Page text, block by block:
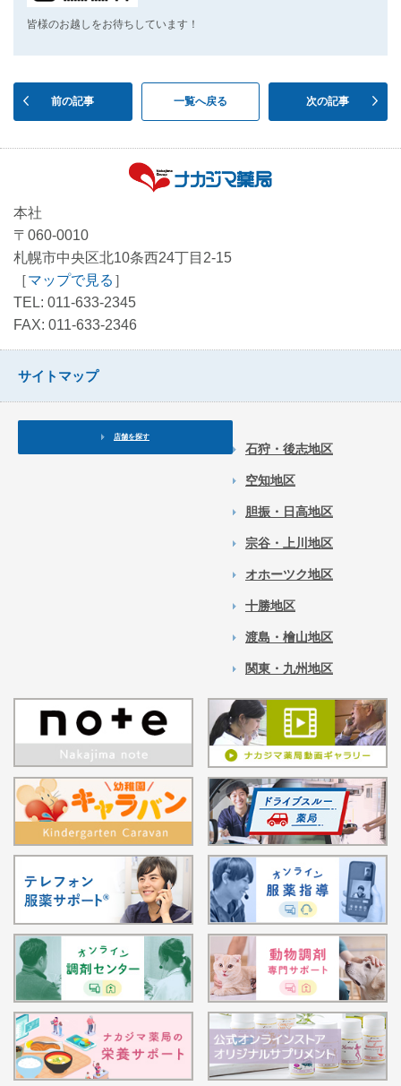
皆様のお越しをお待ちしています！
前の記事 一覧へ戻る 次の記事
本社
〒060-0010
札幌市中央区北10条西24丁目2-15
［マップで見る ］
TEL: 011-633-2345
FAX: 011-633-2346
サイトマップ
店舗を探す
石狩・後志地区
空知地区
胆振・日高地区
宗谷・上川地区
オホーツク地区
十勝地区
渡島・檜山地区
関東・九州地区